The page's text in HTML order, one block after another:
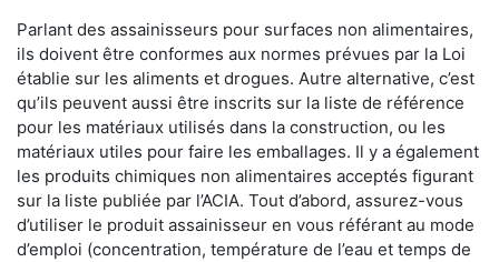
Parlant des assainisseurs pour surfaces non alimentaires,
ils doivent être conformes aux normes prévues par la Loi
établie sur les aliments et drogues. Autre alternative, c’est
qu’ils peuvent aussi être inscrits sur la liste de référence
pour les matériaux utilisés dans la construction, ou les
matériaux utiles pour faire les emballages. Il y a également
les produits chimiques non alimentaires acceptés figurant
sur la liste publiée par l’ACIA. Tout d’abord, assurez-vous
d’utiliser le produit assainisseur en vous référant au mode
d’emploi (concentration, température de l’eau et temps de